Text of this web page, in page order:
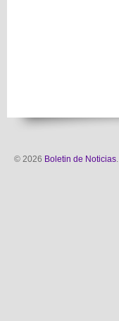
© 2026 Boletin de Noticias.